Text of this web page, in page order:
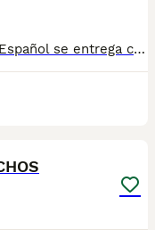
Precioso ejemplar de perro de agua Español se entrega con sus vacunas correspondientes a su edad desparasitado su cartilla y micro chip